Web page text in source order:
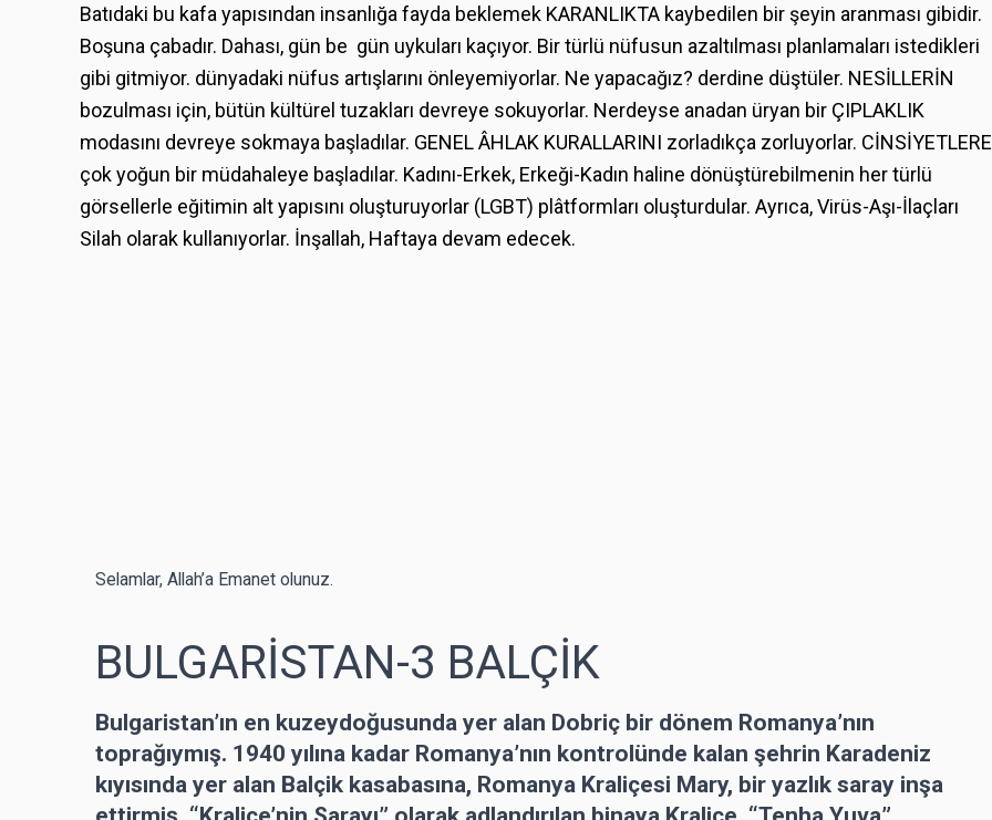
Batıdaki bu kafa yapısından insanlığa fayda beklemek KARANLIKTA kaybedilen bir şeyin aranması gibidir.
Boşuna çabadır. Dahası, gün be gün uykuları kaçıyor. Bir türlü nüfusun azaltılması planlamaları istedikleri
gibi gitmiyor. dünyadaki nüfus artışlarını önleyemiyorlar. Ne yapacağız? derdine düştüler. NESİLLERİN
bozulması için, bütün kültürel tuzakları devreye sokuyorlar. Nerdeyse anadan üryan bir ÇIPLAKLIK
modasını devreye sokmaya başladılar. GENEL ÂHLAK KURALLARINI zorladıkça zorluyorlar. CİNSİYETLERE
çok yoğun bir müdahaleye başladılar. Kadını-Erkek, Erkeği-Kadın haline dönüştürebilmenin her türlü
görsellerle eğitimin alt yapısını oluşturuyorlar (LGBT) plâtformları oluşturdular. Ayrıca, Virüs-Aşı-İlaçları
Silah olarak kullanıyorlar. İnşallah, Haftaya devam edecek.
Selamlar, Allah’a Emanet olunuz.
BULGARİSTAN-3 BALÇİK
Bulgaristan’ın en kuzeydoğusunda yer alan Dobriç bir dönem Romanya’nın
toprağıymış. 1940 yılına kadar Romanya’nın kontrolünde kalan şehrin Karadeniz
kıyısında yer alan Balçik kasabasına, Romanya Kraliçesi Mary, bir yazlık saray inşa